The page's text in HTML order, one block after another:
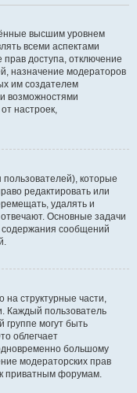
высшим уровнем
всеми аспектами
доступа, отключение
назначение модераторов
им создателем
возможностями
настроек,
которые
редактировать или
удалять и
Основные задачи
содержания сообщений
на структурные части,
Каждый пользователь
группе могут быть
облегчает
большому
модераторских прав
приватным форумам.